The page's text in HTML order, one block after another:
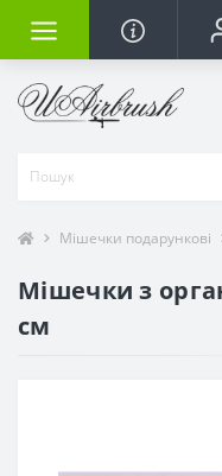
Мішечки подарункові
Мішечки з
см